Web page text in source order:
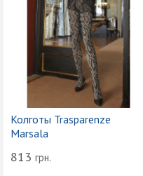
Колготы Trasparenze
Marsala
813 грн.